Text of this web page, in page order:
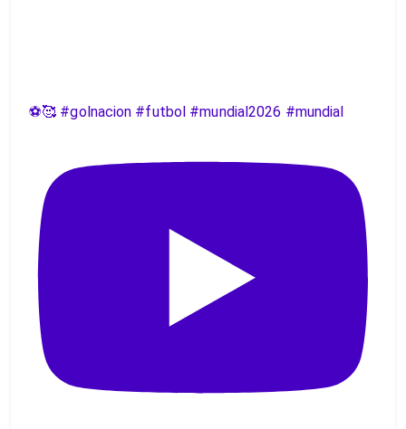
⚽️🥰 #golnacion #futbol #mundial2026 #mundial